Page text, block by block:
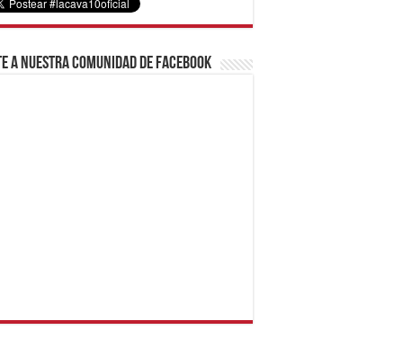
a nuestra comunidad de Facebook